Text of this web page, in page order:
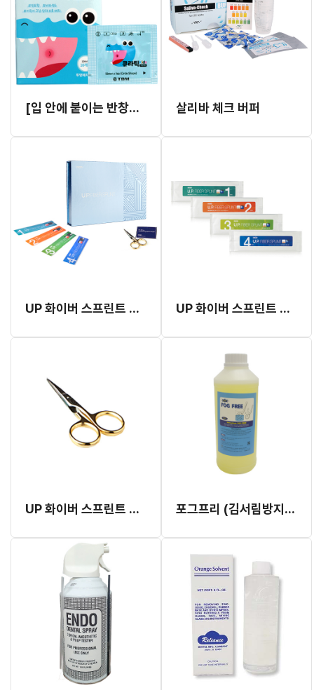
[입 안에 붙이는 반창고] 키즈 큐라틱 (어린이용) 살리바 체크 버퍼
UP 화이버 스프린트 Kit UP 화이버 스프린트 리필
UP 화이버 스프린트 시져 포그프리 (김서림방지액)